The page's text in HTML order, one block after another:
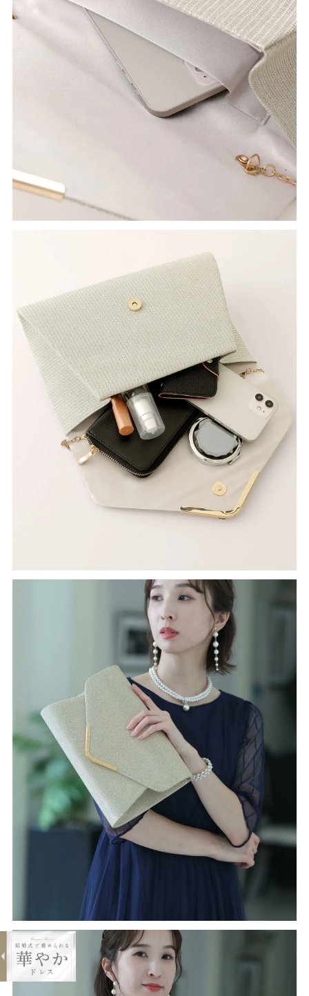
expand_less
ラメメタリッククラッチバッグ
¥4,290